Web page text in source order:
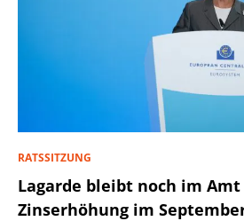
RATSSITZUNG
Lagarde bleibt noch im
Zinserhöhung im